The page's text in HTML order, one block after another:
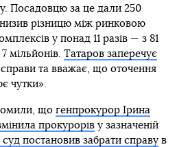
Посадовцю за це дали 250
різницю між ринковою
у понад 11 разів — з 81
мільйонів. Татаров заперечує
та вважає, що оточення
чутки».
що генпрокурор Ірина
прокуроріву зазначеній
постановив забрати справув